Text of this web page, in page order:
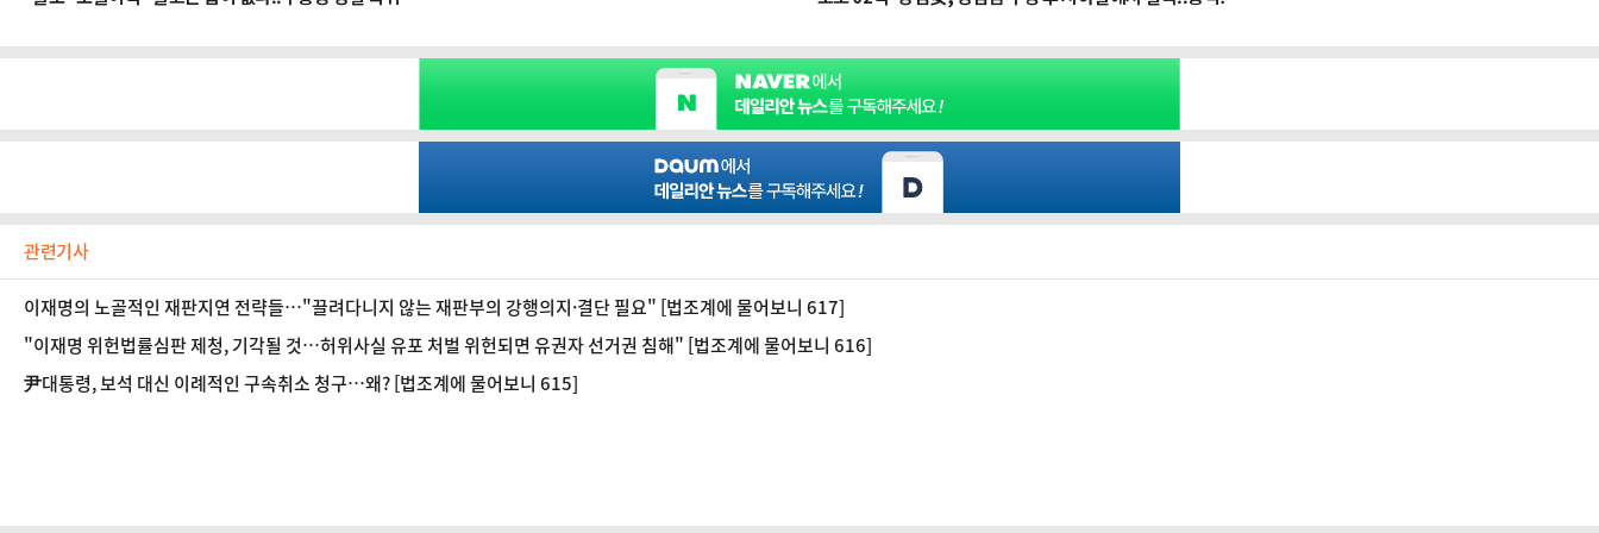
관련기사
이재명의 노골적인 재판지연 전략들…"끌려다니지 않는 재판부의 강행의지·결단 필요" [법조계에 물어보니 617]
"이재명 위헌법률심판 제청, 기각될 것…허위사실 유포 처벌 위헌되면 유권자 선거권 침해" [법조계에 물어보니 616]
尹대통령, 보석 대신 이례적인 구속취소 청구…왜? [법조계에 물어보니 615]